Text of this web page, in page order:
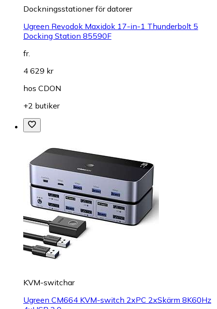
Dockningsstationer för datorer
Ugreen Revodok Maxidok 17-in-1 Thunderbolt 5
Docking Station 85590F
fr.
4 629 kr
hos CDON
+2 butiker
KVM-switchar
Ugreen CM664 KVM-switch 2xPC 2xSkärm 8K60Hz